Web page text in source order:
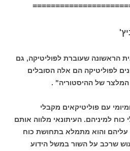
הראשונה שעוברת לפוליטיקה, גם
לפוליטיקה הם אלה הסובלים
של ההיסטוריה" .
עם פוליטיקאים מקבלי
למיניהם. העיתונאי מלווה אותם
עליהם והוא מתמלא בתחושת כוח
שרכב על השור במשל הידוע